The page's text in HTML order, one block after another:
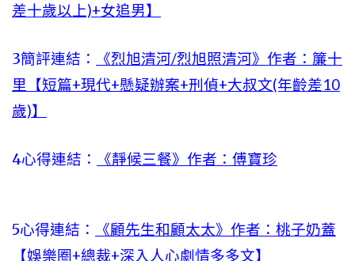
差十歲以上)+女追男】
3簡評連結：
《烈旭清河/烈旭照清河》作者：簾十
里【短篇+現代+懸疑辦案+刑偵+大叔文(年齡差10
歲)】
4心得連結： 《靜候三餐》作者：傅寶珍
5心得連結：
《顧先生和顧太太》作者：桃子奶蓋
【娛樂圈+總裁+深入人心劇情多多文】